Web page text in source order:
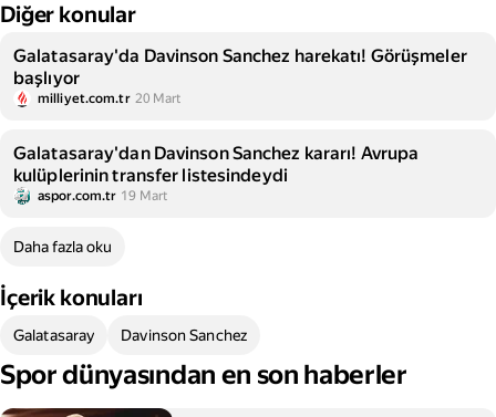
Diğer konular
Galatasaray'da Davinson Sanchez harekatı! Görüşmeler
başlıyor
milliyet.com.tr 20 Mart
Galatasaray'dan Davinson Sanchez kararı! Avrupa
kulüplerinin transfer listesindeydi
aspor.com.tr 19 Mart
Daha fazla oku
İçerik konuları
Galatasaray Davinson Sanchez
Spor dünyasından en son haberler